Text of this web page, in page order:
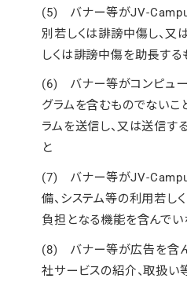
(5) バナー等がJV-
別若しくは誹謗中傷し、
しくは誹謗中傷を助長する
(6) バナー等がコンピュー
グラムを含むものでないこ
ラムを送信し、又は送信す
と
(7) バナー等がJV-
備、システム等の利用若し
負担となる機能を含んでい
(8) バナー等が広告を含ん
社サービスの紹介、取扱い